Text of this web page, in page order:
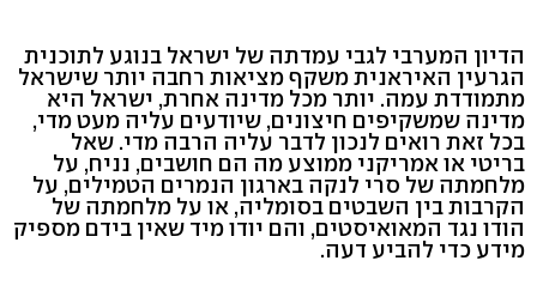
הדיון המערבי לגבי עמדתה של ישראל בנוגע לתוכנית
הגרעין האיראנית משקף מציאות רחבה יותר שישראל
מתמודדת עמה. יותר מכל מדינה אחרת, ישראל היא
מדינה שמשקיפים חיצונים, שיודעים עליה מעט מדי,
בכל זאת רואים לנכון לדבר עליה הרבה מדי. שאל
בריטי או אמריקני ממוצע מה הם חושבים, נניח, על
מלחמתה של סרי לנקה בארגון הנמרים הטמילים, על
הקרבות בין השבטים בסומליה, או על מלחמתה של
הודו נגד המאואיסטים, והם יודו מיד שאין בידם מספיק
מידע כדי להביע דעה.